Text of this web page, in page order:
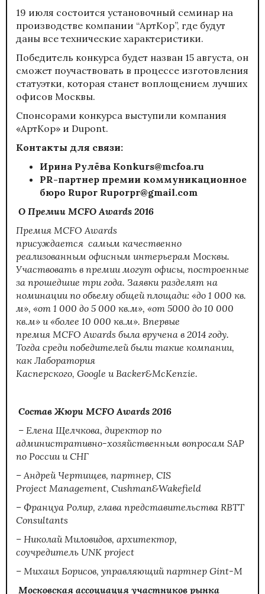
19 июля состоится установочный семинар на
производстве компании “АртКор”, где будут
даны все технические характеристики.
Победитель конкурса будет назван 15 августа, он
сможет поучаствовать в процессе изготовления
статуэтки, которая станет воплощением лучших
офисов Москвы.
Спонсорами конкурса выступили компания
«АртКор» и Dupont.
Контакты для связи:
Ирина Рулёва Konkurs@mcfoa.ru
PR-партнер премии коммуникационное
бюро Rupor Ruporpr@gmail.com
О Премии MCFO Awards 2016
Премия MCFO Awards
присуждается самым качественно
реализованным офисным интерьерам Москвы.
Участвовать в премии могут офисы, построенные
за прошедшие три года. Заявки разделят на
номинации по объему общей площади: «до 1 000 кв.
м», «от 1 000 до 5 000 кв.м», «от 5000 до 10 000
кв.м» и «более 10 000 кв.м». Впервые
премия MCFO Awards была вручена в 2014 году.
Тогда среди победителей были такие компании,
как Лаборатория
Касперского, Google и Backer&McKenzie.
Состав Жюри MCFO Awards 2016
– Елена Щелчкова, директор по
административно-хозяйственным вопросам SAP
по России и СНГ
– Андрей Чертищев, партнер, CIS
Project Management, Cushman&Wakefield
– Француа Ролир, глава представительства RBTT
Consultants
– Николай Миловидов, архитектор,
соучредитель UNK project
– Михаил Борисов, управляющий партнер Gint-M
Московская ассоциация участников рынка